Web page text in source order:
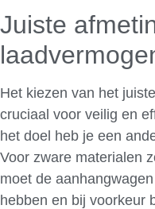
Juiste
Het kiezen van het
cruciaal voor veilig en
het doel heb je een
Voor zware materialen
moet de
hebben en bij voorkeur